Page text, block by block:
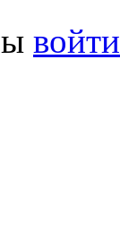
войти